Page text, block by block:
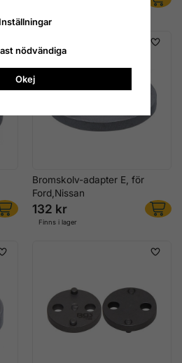
Bromskolv-adapter E, för
Ford,Nissan
132 kr
Finns i lager
Inställningar
nödvändiga
Okej